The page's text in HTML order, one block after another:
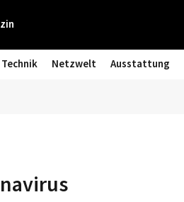
Technik Netzwelt Ausstattung